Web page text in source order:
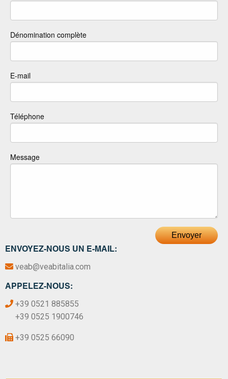
ENVOYEZ-NOUS UN E-MAIL:
veab@veabitalia.com
APPELEZ-NOUS:
+39 0521 885855
+39 0525 1900746
+39 0525 66090
Dénomination complète
E-mail
Téléphone
Message
Envoyer